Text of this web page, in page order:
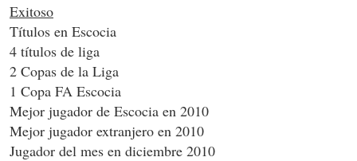
Exitoso
Títulos en Escocia
4 títulos de liga
2 Copas de la Liga
1 Copa FA Escocia
Mejor jugador de Escocia en 2010
Mejor jugador extranjero en 2010
Jugador del mes en diciembre 2010